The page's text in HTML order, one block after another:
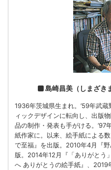
島崎昌美（しまざき
1936年茨城県生まれ。’59年武
ィックデザインに転向し、出版
品の制作・発表も手がける。’97
紙作家に。以来、絵手紙による
で至福』を出版。2010年4月『
版。2014年12月『「ありがとう
へ ありがとうの絵手紙』、2019